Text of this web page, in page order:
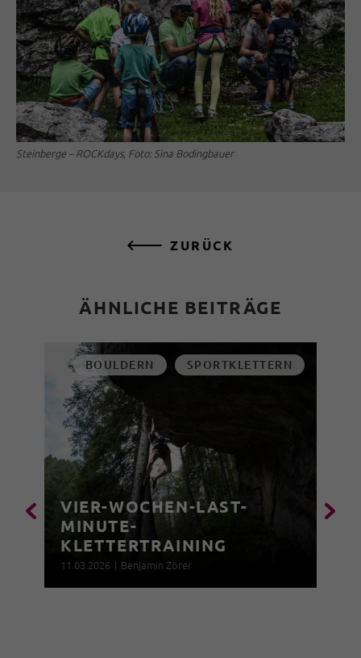
Steinberge – ROCKdays, Foto: Sina Bodingbauer
ZURÜCK
ÄHNLICHE BEITRÄGE
BOULDERN SPORTKLETTERN
VIER-WOCHEN-LAST-
MINUTE-
KLETTERTRAINING
11.03.2026 | Benjamin Zörer